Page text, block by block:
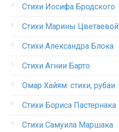
Стихи Иосифа Бродского
Стихи Марины Цветаевой
Стихи Александра Блока
Стихи Агнии Барто
Омар Хайям: стихи, рубаи
Стихи Бориса Пастернака
Стихи Самуила Маршака